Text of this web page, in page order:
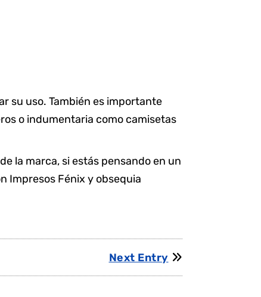
su uso. También es importante
o indumentaria como camisetas
la marca, si estás pensando en un
Impresos Fénix y obsequia
Next Entry